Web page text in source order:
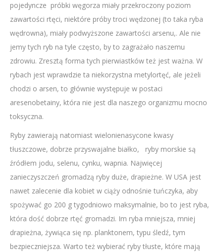
pojedyncze próbki węgorza miały przekroczony poziom
zawartości rtęci, niektóre próby troci wędzonej (to taka ryba
wędrowna), miały podwyższone zawartości arsenu,. Ale nie
jemy tych ryb na tyle często, by to zagrażało naszemu
zdrowiu. Zresztą forma tych pierwiastków też jest ważna. W
rybach jest wprawdzie ta niekorzystna metylortęć, ale jeżeli
chodzi o arsen, to głównie występuje w postaci
aresenobetainy, która nie jest dla naszego organizmu mocno
toksyczna.
Ryby zawierają natomiast wielonienasycone kwasy
tłuszczowe, dobrze przyswajalne białko, ryby morskie są
źródłem jodu, selenu, cynku, wapnia. Najwięcej
zanieczyszczeń gromadzą ryby duże, drapieżne. W USA jest
nawet zalecenie dla kobiet w ciąży odnośnie tuńczyka, aby
spożywać go 200 g tygodniowo maksymalnie, bo to jest ryba,
która dość dobrze rtęć gromadzi. Im ryba mniejsza, mniej
drapieżna, żywiąca się np. planktonem, typu śledź, tym
bezpieczniejsza. Warto też wybierać ryby tłuste, które mają